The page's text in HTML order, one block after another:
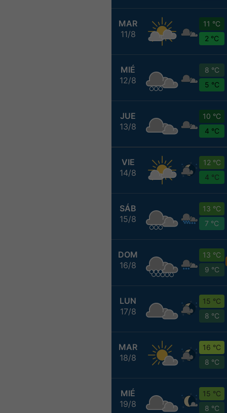
MAR
11/8
11 °C
2 °C
MIÉ
12/8
8 °C
5 °C
JUE
13/8
10 °C
4 °C
VIE
14/8
12 °C
4 °C
SÁB
15/8
13 °C
7 °C
DOM
16/8
13 °C
9 °C
LUN
17/8
15 °C
8 °C
MAR
18/8
16 °C
8 °C
MIÉ
19/8
15 °C
8 °C